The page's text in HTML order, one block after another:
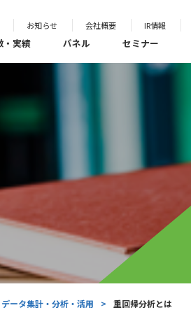
お知らせ 会社概要 IR情報
・実績 パネル セミナー
データ集計・分析・活用 > 重回帰分析とは